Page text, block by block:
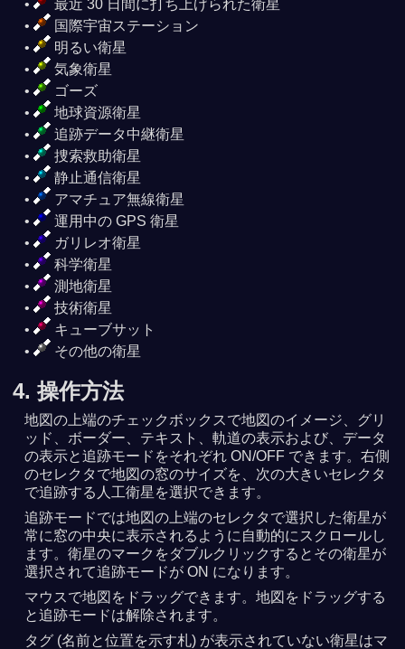
最近 30 日間に打ち上げられた衛星
国際宇宙ステーション
明るい衛星
気象衛星
ゴーズ
地球資源衛星
追跡データ中継衛星
捜索救助衛星
静止通信衛星
アマチュア無線衛星
運用中の GPS 衛星
ガリレオ衛星
科学衛星
測地衛星
技術衛星
キューブサット
その他の衛星
4. 操作方法
地図の上端のチェックボックスで地図のイメージ、グリ
ッド、ボーダー、テキスト、軌道の表示および、データ
の表示と追跡モードをそれぞれ ON/OFF できます。右側
のセレクタで地図の窓のサイズを、次の大きいセレクタ
で追跡する人工衛星を選択できます。
追跡モードでは地図の上端のセレクタで選択した衛星が
常に窓の中央に表示されるように自動的にスクロールし
ます。衛星のマークをダブルクリックするとその衛星が
選択されて追跡モードが ON になります。
マウスで地図をドラッグできます。地図をドラッグする
と追跡モードは解除されます。
タグ (名前と位置を示す札) が表示されていない衛星はマ